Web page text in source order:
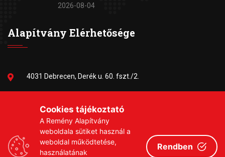
2026-08-04
Alapítvány Elérhetősége
4031 Debrecen, Derék u. 60. fszt./2.
remeny1999@gmail.com
Cookies tájékoztató
A Remény Alapítvány
weboldala sütiket használ a
weboldal működtetése,
használatának
Rendben